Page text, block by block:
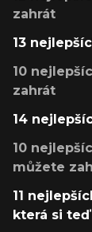
zahrát
13
10
zahrát
14
10
můžete
11
která si